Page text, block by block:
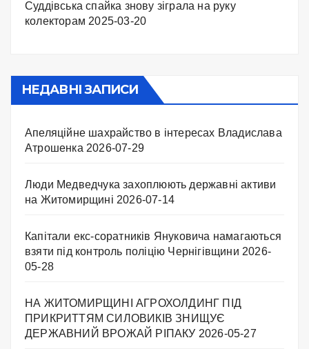
Суддівська спайка знову зіграла на руку
колекторам 2025-03-20
НЕДАВНІ ЗАПИСИ
Апеляційне шахрайство в інтересах Владислава
Атрошенка 2026-07-29
Люди Медведчука захоплюють державні активи
на Житомирщині 2026-07-14
Капітали екс-соратників Януковича намагаються
взяти під контроль поліцію Чернігівщини 2026-
05-28
НА ЖИТОМИРЩИНІ АГРОХОЛДИНГ ПІД
ПРИКРИТТЯМ СИЛОВИКІВ ЗНИЩУЄ
ДЕРЖАВНИЙ ВРОЖАЙ РІПАКУ ​ 2026-05-27